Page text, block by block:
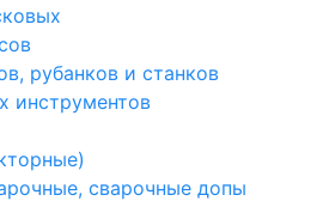
рубанков и станков
инструментов
сварочные допы